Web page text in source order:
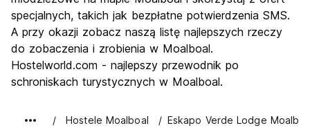
Najlepsza wartość
8.5
specjalnych, takich jak bezpłatne potwierdzenia SMS.
A przy okazji zobacz naszą listę najlepszych rzeczy
do zobaczenia i zrobienia w Moalboal.
Hostelworld.com - najlepszy przewodnik po
schroniskach turystycznych w Moalboal.
Hostele Moalboal Eskapo Verde Lodge